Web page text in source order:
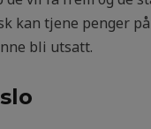
kan tjene penger
bli utsatt.